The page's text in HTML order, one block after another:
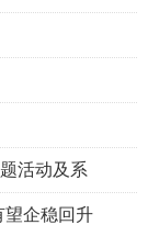
活动及系
望企稳回升